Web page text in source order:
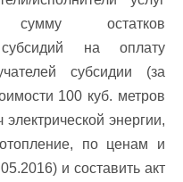
остатков
на оплату
субсидии (за
100 куб. метров
энергии,
по ценам и
и составить акт